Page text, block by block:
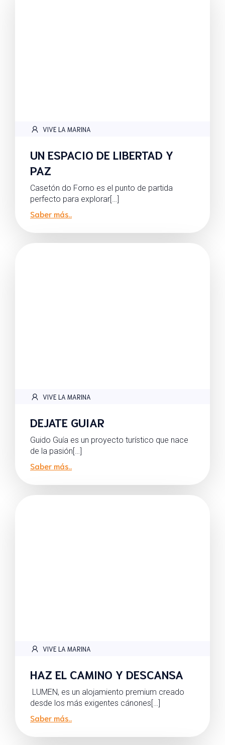
VIVE LA MARINA
UN ESPACIO DE LIBERTAD Y
PAZ
Casetón do Forno es el punto de partida
perfecto para explorar[…]
Saber más..
VIVE LA MARINA
DEJATE GUIAR
Guido Guía es un proyecto turístico que nace
de la pasión[…]
Saber más..
VIVE LA MARINA
HAZ EL CAMINO Y DESCANSA
LUMEN, es un alojamiento premium creado
desde los más exigentes cánones[…]
Saber más..